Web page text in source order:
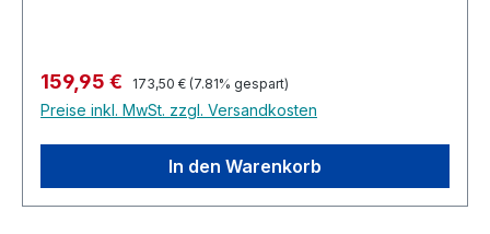
Verkaufspreis:
159,95 € Regulärer Preis:
173,50 € (7.81% gespart)
Preise inkl. MwSt. zzgl. Versandkosten
In den Warenkorb